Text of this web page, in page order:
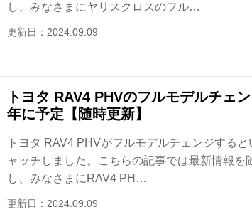
し、みなさまにヤリスクロスのフル…
更新日：2024.09.09
トヨタ RAV4 PHVのフルモデルチェ
年に予定【随時更新】
トヨタ RAV4 PHVがフルモデルチェンジすると
ャッチしました。こちらの記事では最新情報を
し、みなさまにRAV4 PH…
更新日：2024.09.09